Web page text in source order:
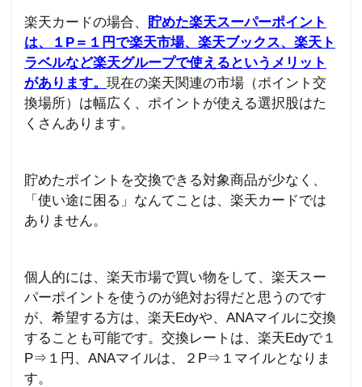
楽天カードの場合、 貯めた楽天スーパーポイント
は、１ P ＝１円で楽天市場、楽天ブックス、楽天ト
ラベルなど楽天グループで使えるというメリット
があります。 現在の楽天関連の市場（ポイント交
換場所）は幅広く、ポイントが使える選択股はた
くさんあります。
貯めたポイントを交換できる対象商品が少なく、
「使い途に困る」なんてことは、楽天カードでは
ありません。
個人的には、楽天市場で買い物をして、楽天スー
パーポイントを使うのが絶対お得だと思うのです
が、希望する方は、楽天Edyや、 ANAマイルに交換
することも可能です。 交換レートは、楽天Edyで１
P⇒１円、 ANAマイルは、２ P⇒１マイルとなりま
す。